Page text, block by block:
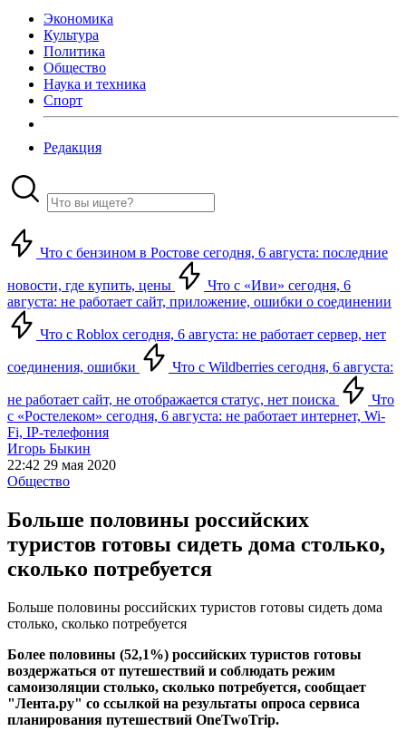
Экономика
Культура
Политика
Общество
Наука и техника
Спорт
Редакция
Что с бензином в Ростове сегодня, 6 августа: последние
новости, где купить, цены
Что с «Иви» сегодня, 6
августа: не работает сайт, приложение, ошибки о соединении
Что с Roblox сегодня, 6 августа: не работает сервер, нет
соединения, ошибки Что с Wildberries сегодня, 6 августа:
не работает сайт, не отображается статус, нет поиска
Что
с «Ростелеком» сегодня, 6 августа: не работает интернет, Wi-
Fi, IP-телефония
Игорь Быкин
22:42 29 мая 2020
Общество
Больше половины российских
туристов готовы сидеть дома столько,
сколько потребуется
Больше половины российских туристов готовы сидеть дома
столько, сколько потребуется
Более половины (52,1%) российских туристов готовы
воздержаться от путешествий и соблюдать режим
самоизоляции столько, сколько потребуется, сообщает
"Лента.ру" со ссылкой на результаты опроса сервиса
планирования путешествий OneTwoTrip.